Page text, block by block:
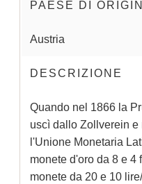
PAESE DI
Austria
DESCRIZIONE
Quando nel 1866 la
uscì dallo Zollverein
l'Unione Monetaria
monete d'oro da 8 e
monete da 20 e 10